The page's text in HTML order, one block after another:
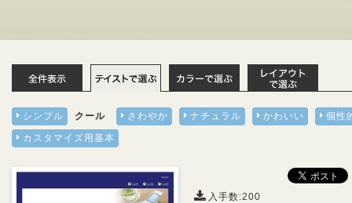
シンプル クール さわやか ナチュラル かわいい
個性
カスタマイズ用基本
入手数:200